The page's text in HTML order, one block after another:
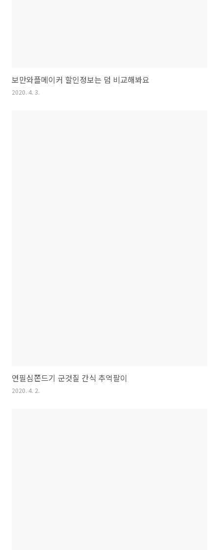
보만와플메이커 할인정보는 덤 비교해봐요
2020. 4. 3.
연필심쫀드기 군것질 간식 추억팔이
2020. 4. 2.